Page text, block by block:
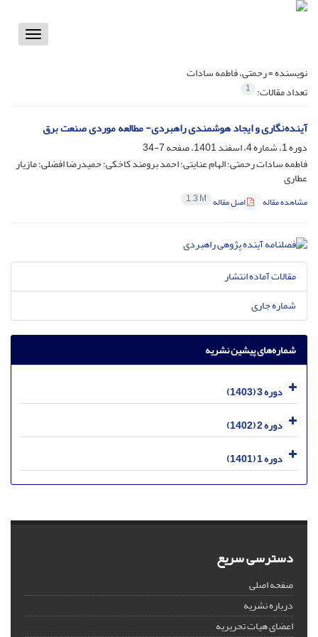
Toggle
نویسنده =رحمتی، فاطمه سادات
تعداد مقالات: 1
آینده‌نگاری و ایجاد هوشمندی راهبردی- مطالعه موردی صنعت برق
دوره 1، شماره 4، اسفند 1401، صفحه
7-34
فاطمه سادات رحمتی؛ الهام عنایتی؛ احمد برومند کاخکی؛ حمیدرضا افضلی؛ مازیار
عطاری
مشاهده مقاله اصل مقاله 1.3 M
مقالات آماده انتشار
شماره جاری
شماره‌های پیشین نشریه
دوره 3 (1403)
دوره 2 (1402)
دوره 1 (1401)
دسترسی سریع
صفحه اصلی
درباره نشریه
اعضای هیات تحریریه